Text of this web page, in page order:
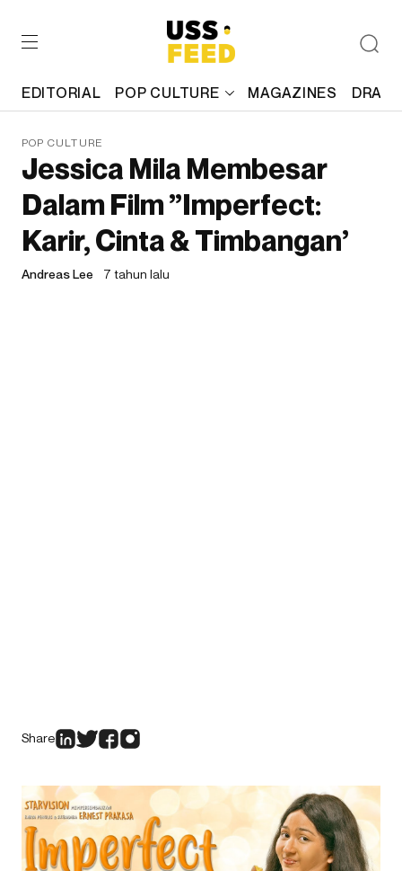
EDITORIAL POP CULTURE MAGAZINES
POP CULTURE
Jessica Mila Membesar
Dalam Film ”Imperfect:
Karir, Cinta & Timbangan’
Andreas Lee 7 tahun lalu
Share